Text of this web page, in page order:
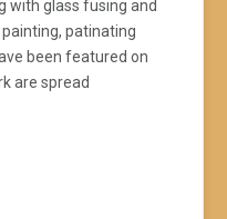
with glass fusing and
patinating
been featured on
are spread